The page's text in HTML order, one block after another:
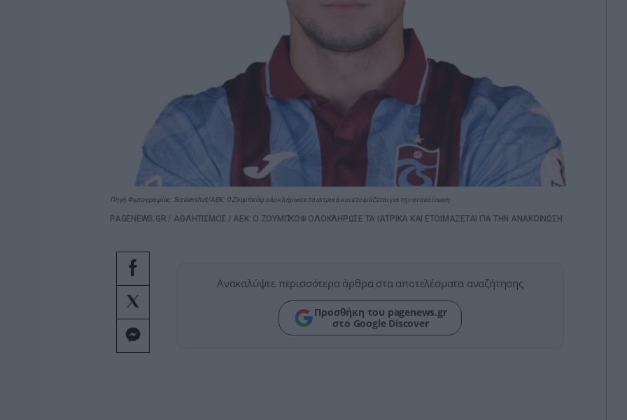
Πηγή Φωτογραφίας: Screenshot/ΑΕΚ: Ο Ζουμπκόφ ολοκλήρωσε τα ιατρικά και ετοιμάζεται για την ανακοίνωση
PAGENEWS.GR / ΑΘΛΗΤΙΣΜΟΣ / ΑΕΚ: Ο ΖΟΥΜΠΚΟΦ ΟΛΟΚΛΗΡΩΣΕ ΤΑ ΙΑΤΡΙΚΑ ΚΑΙ ΕΤΟΙΜΑΖΕΤΑΙ ΓΙΑ ΤΗΝ ΑΝΑΚΟΙΝΩΣΗ
Ανακαλύψτε περισσότερα άρθρα στα αποτελέσματα αναζήτησης
Προσθήκη του pagenews.gr
στο Google Discover